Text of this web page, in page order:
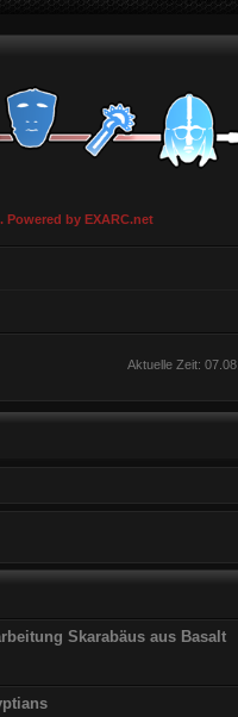
by EXARC.net
Aktuelle Zeit:
Skarabäus aus Basalt